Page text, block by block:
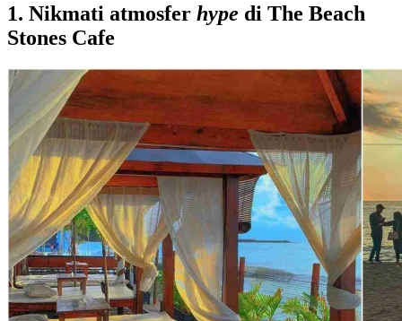
1. Nikmati atmosfer hype di The Beach
Stones Cafe